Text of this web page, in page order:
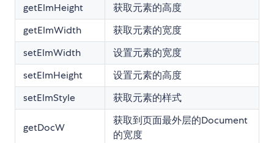
getElmHeight
获取元素的高度
getElmWidth
获取元素的宽度
setElmWidth
设置元素的宽度
setElmHeight
设置元素的高度
setElmStyle
获取元素的样式
getDocW
获取到页面最外层的Document
的宽度